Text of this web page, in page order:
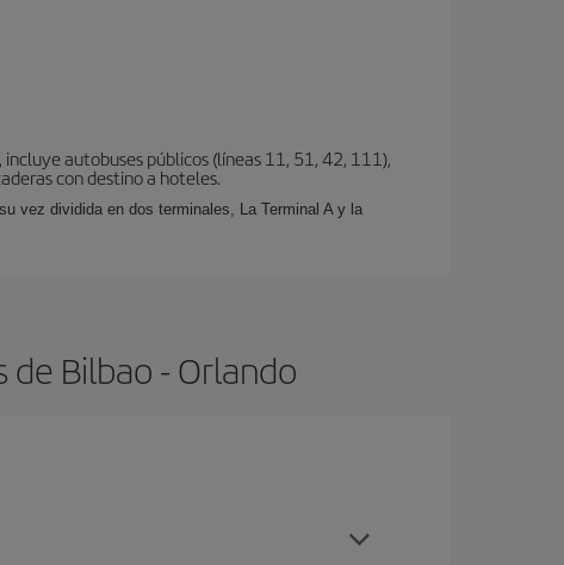
autobuses públicos (líneas 11, 51, 42, 111),
con destino a hoteles.
vez dividida en dos terminales, La Terminal A y la
Bilbao - Orlando